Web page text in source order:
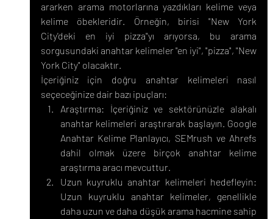
ararken arama motorlarına yazdıkları kelime veya
kelime öbekleridir. Örneğin, birisi "New York
City'deki en iyi pizza"yı arıyorsa, bu arama
sorgusundaki anahtar kelimeler "en iyi", "pizza", "New
York City" olacaktır.
İçeriğiniz için doğru anahtar kelimeleri nasıl
seçeceğinize dair bazı ipuçları:
Araştırma: İçeriğiniz ve sektörünüzle alakalı
anahtar kelimeleri araştırarak başlayın. Google
Anahtar Kelime Planlayıcı, SEMrush ve Ahrefs
dahil olmak üzere birçok anahtar kelime
araştırma aracı mevcuttur.
Uzun kuyruklu anahtar kelimeleri hedefleyin:
Uzun kuyruklu anahtar kelimeler, genellikle
daha uzun ve daha düşük arama hacmine sahip